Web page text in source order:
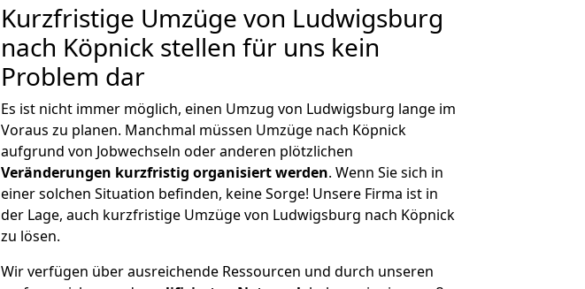
Kurzfristige Umzüge von Ludwigsburg
nach Köpnick stellen für uns kein
Problem dar
Es ist nicht immer möglich, einen Umzug von Ludwigsburg lange im
Voraus zu planen. Manchmal müssen Umzüge nach Köpnick
aufgrund von Jobwechseln oder anderen plötzlichen
Veränderungen kurzfristig organisiert werden. Wenn Sie sich in
einer solchen Situation befinden, keine Sorge! Unsere Firma ist in
der Lage, auch kurzfristige Umzüge von Ludwigsburg nach Köpnick
zu lösen.
Wir verfügen über ausreichende Ressourcen und durch unseren